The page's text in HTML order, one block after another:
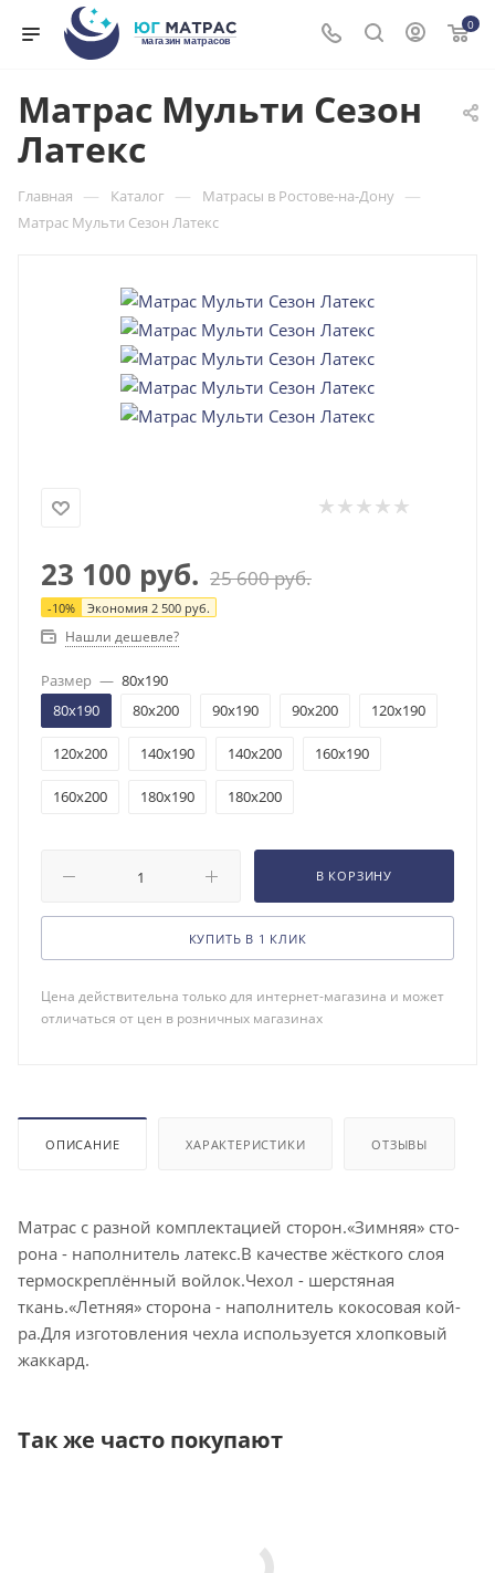
0
Матрас Мульти Сезон
Латекс
Главная — Каталог — Матрасы в Ростове-на-Дону —
Матрас Мульти Сезон Латекс
23 100 руб. 25 600руб.
-10% Экономия 2 500 руб.
Нашли дешевле?
Размер — 80x190
80x190
80x200 90x190 90x200 120x190
120x200 140x190 140x200 160x190
160x200 180x190 180x200
В КОРЗИНУ
КУПИТЬ В 1 КЛИК
Цена действительна только для интернет-магазина и может
отличаться от цен в розничных магазинах
ОПИСАНИЕ ХАРАКТЕРИСТИКИ ОТЗЫВЫ
Мат­рас с раз­ной ком­плек­та­ци­ей сто­рон.«Зим­няя» сто­
рона - на­пол­ни­тель ла­текс.В ка­чес­тве жёс­тко­го слоя
тер­мос­креп­лённый вой­лок.Чехол - шер­стя­ная
ткань.«Лет­няя» сто­рона - на­пол­ни­тель ко­косо­вая кой­
ра.Для из­го­тов­ле­ния чехла используется хлоп­ко­вый
жак­кард.
Так же часто покупают